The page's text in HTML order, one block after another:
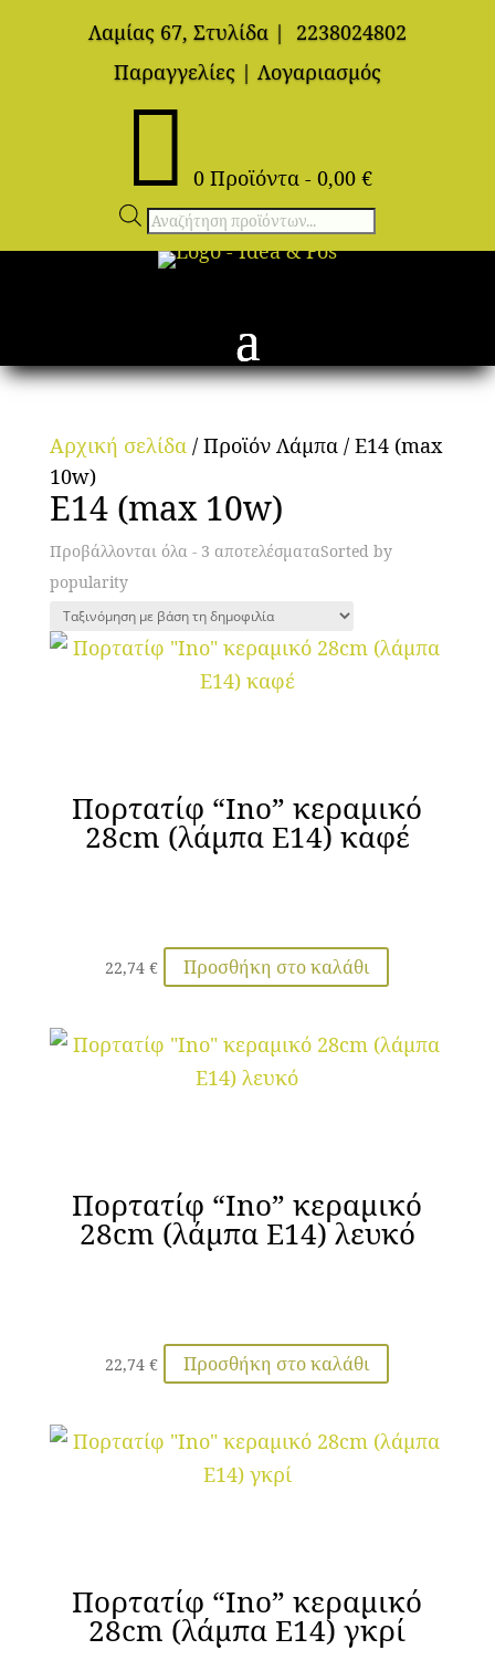
Λαμίας 67, Στυλίδα |
2238024802
Παραγγελίες | Λογαριασμός
 0 Προϊόντα - 0,00 €
Αναζήτηση
προϊόντων
Αρχική σελίδα/ Προϊόν Λάμπα / Ε14 (max
10w)
Ε14 (max 10w)
Προβάλλονται όλα - 3 αποτελέσματαSorted by
popularity
Πορτατίφ “Ino” κεραμικό
28cm (λάμπα Ε14) καφέ
22,74€ Προσθήκη στο καλάθι
Πορτατίφ “Ino” κεραμικό
28cm (λάμπα Ε14) λευκό
22,74€ Προσθήκη στο καλάθι
Πορτατίφ “Ino” κεραμικό
28cm (λάμπα Ε14) γκρί